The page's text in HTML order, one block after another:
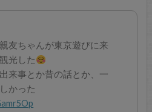
友ちゃんが東京遊びに来
光した
来事とか昔の話とか、一
かった